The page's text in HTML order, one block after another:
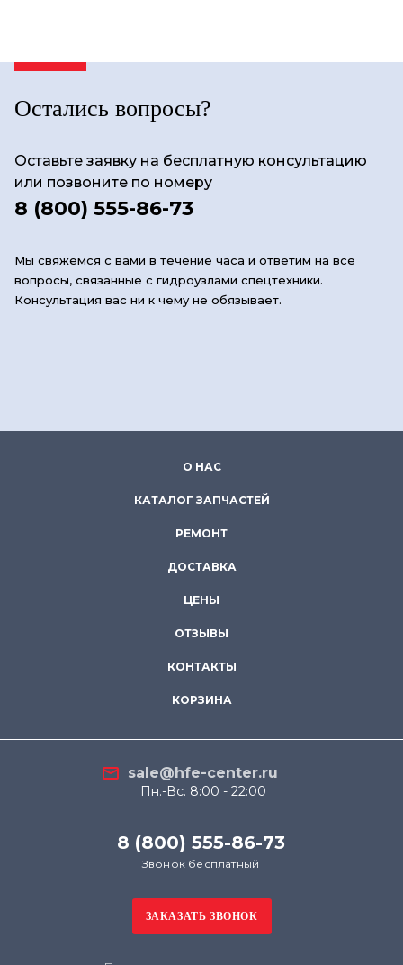
Остались вопросы?
Оставьте заявку на бесплатную консультацию
или позвоните по номеру
8 (800) 555-86-73
Мы свяжемся с вами в течение часа и ответим на все
вопросы, связанные с гидроузлами спецтехники.
Консультация вас ни к чему не обязывает.
О НАС
КАТАЛОГ ЗАПЧАСТЕЙ
РЕМОНТ
ДОСТАВКА
ЦЕНЫ
ОТЗЫВЫ
КОНТАКТЫ
КОРЗИНА
sale@hfe-center.ru
Пн.-Вс. 8:00 - 22:00
8 (800) 555-86-73
Звонок бесплатный